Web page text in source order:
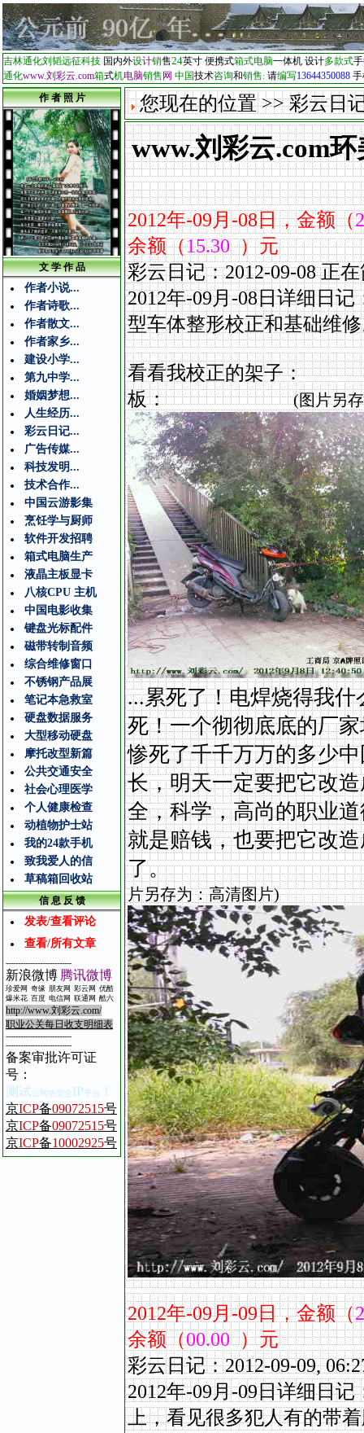
吉林通化刘韬远征科技 国内外设计销售24英寸 便携式箱式电脑一体机 设计多款式
通化www.刘彩云 com箱式机电脑销售 网 中国技术咨询和销售: 请编写13644350088
作 者 照 片
文 学 作 品
作者小说...
作者诗歌...
作者散文...
作者家乡...
建设小学...
第九中学...
婚姻梦想...
人生经历...
彩云日记...
广告传媒...
科技发明...
技术合作...
中国云游影集
烹饪学与厨师
软件开发招聘
箱式电脑生产
液晶主板显卡
八核CPU 主机
中国电影收集
键盘光标配件
磁带转制音频
综合维修窗口
不锈钢产品展
笔记本急救室
硬盘数据服务
大型移动硬盘
摩托改型新篇
公共交通安全
社会心理医学
个人健康检查
动植物护士站
我的24款手机
致我爱人的信
草稿箱回收站
信 息 反 馈
发表/查看评论
查看/所有文章
---------------------------
新浪微博 腾讯微博
珍爱网 奇缘 朋友网 彩云网 优酷
爆米花 百度 电信网 联通网 酷六
http://www.刘彩云.com/
职业公关每日收支明细表
---------------------------
---------------------------
备案审批许可证
号 ：
测试 云网络安全IP平台
！
京ICP备09072515号
京ICP备09072515号
京ICP备10002925号
您现在的位置 >> 彩云日
www.刘彩云.com
2012年-09月-08日，金额（
余额（15.30）元
彩云日记：2012-09-08 正
2012年-09月-08日详细日记
型车体整形校正和基础维
看看我校正的
板：(图片另
...累死了！电焊烧得我
死！一个彻彻底底的厂
惨死了千千万万的多少
长，明天一定要把它改
全，科学，高尚的职业
就是赔钱，也要把它改
片另存为：高清图片)
2012年-09月-09日，金额（
余额（00.00）元
彩云日记：2012-09-09,
2012年-09月-09日详细日记
上，看见很多犯人有的带